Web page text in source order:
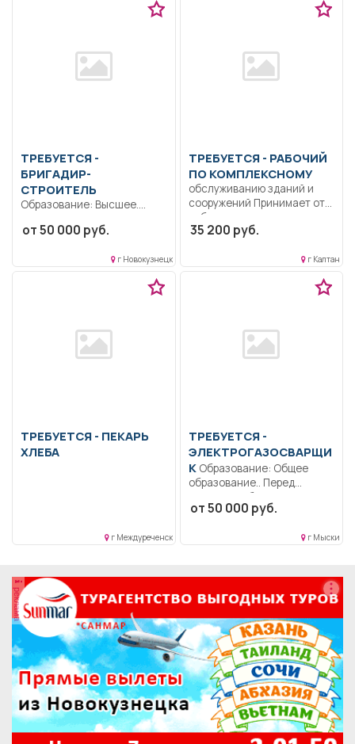
ТРЕБУЕТСЯ -
БРИГАДИР-
СТРОИТЕЛЬ
Образование: Высшее.
Коммуникабельность.
Знание основ работы с
компьютером.....
от 50 000 руб.
г Новокузнецк
ТРЕБУЕТСЯ - РАБОЧИЙ
ПО КОМПЛЕКСНОМУ
обслуживанию зданий и
сооружений Принимает от
работников заявки на
ремонт,...
35 200 руб.
г Калтан
ТРЕБУЕТСЯ - ПЕКАРЬ
ХЛЕБА
г Междуреченск
ТРЕБУЕТСЯ -
ЭЛЕКТРОГАЗОСВАРЩИ
КОбразование: Общее
образование.. Перед
началом рабочего дня
(смены)
от 50 000 руб.
г Мыски
реклама